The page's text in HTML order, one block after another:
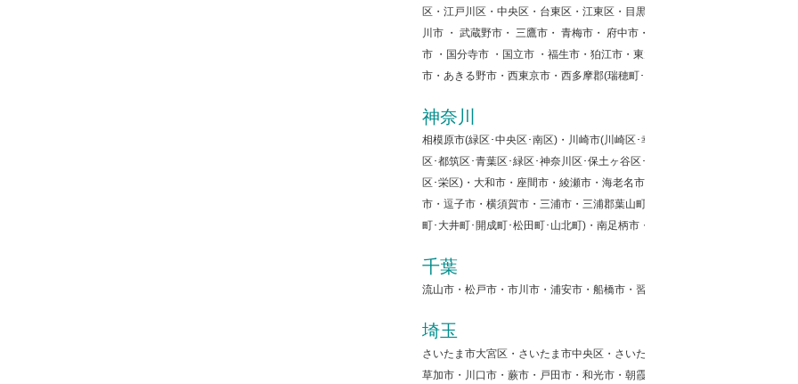
区・江戸川区・中央区・台東区・江東区・目黒区・世田谷区・中野区・練馬
川市 ・ 武蔵野市・ 三鷹市・ 青梅市・ 府中市・ 昭島市・ 調布市 ・ 町田市・
市 ・国分寺市 ・国立市 ・福生市・狛江市・東大和市・清瀬市・東久留米市
市・あきる野市・西東京市・西多摩郡(瑞穂町･日の出町･奥多摩町･檜原村)
神奈川
相模原市(緑区･中央区･南区)・川崎市(川崎区･幸区･中原区･高津区･宮前区･多
区･都筑区･青葉区･緑区･神奈川区･保土ヶ谷区･旭区･瀬谷区･西区･中区･南区･
区･栄区)・大和市・座間市・綾瀬市・海老名市・厚木市・伊勢原市・秦野市
市・逗子市・横須賀市・三浦市・三浦郡葉山町・愛甲郡(愛川町･清川村)・中
町･大井町･開成町･松田町･山北町)・南足柄市・小田原町
千葉
流山市・松戸市・市川市・浦安市・船橋市・習志野市・千葉市・袖ケ浦市・
埼玉
さいたま市大宮区・さいたま市中央区・さいたま市桜区・さいたま市浦和区
草加市・川口市・蕨市・戸田市・和光市・朝霞市・新座市・志木市・富士見